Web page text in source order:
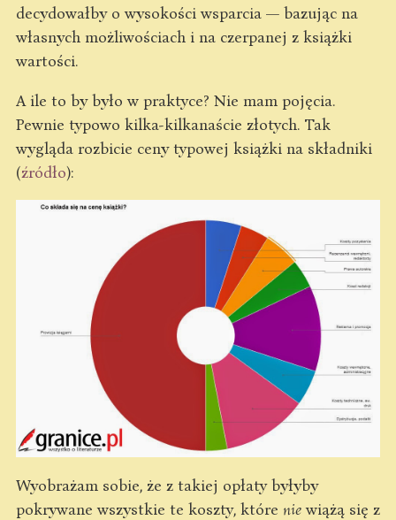
decydowałby o wysokości wsparcia — bazując na
własnych możliwościach i na czerpanej z książki
wartości.
A ile to by było w praktyce? Nie mam pojęcia.
Pewnie typowo kilka-kilkanaście złotych. Tak
wygląda rozbicie ceny typowej książki na składniki
(źródło):
Wyobrażam sobie, że z takiej opłaty byłyby
pokrywane wszystkie te koszty, które niewiążą się z